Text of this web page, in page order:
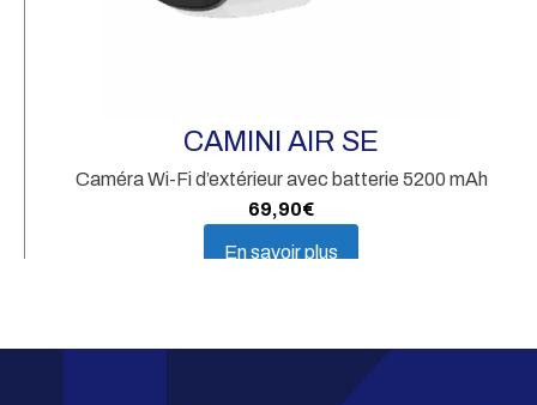
CAMINI AIR SE
Caméra Wi-Fi d’extérieur avec batterie 5200 mAh
69,90€
En savoir plus